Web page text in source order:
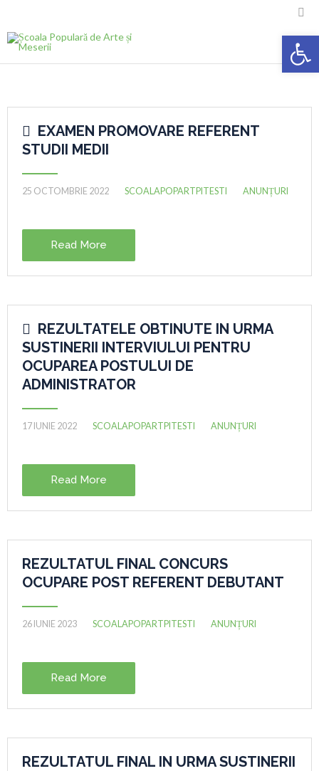

 EXAMEN PROMOVARE REFERENT
STUDII MEDII
25 OCTOMBRIE 2022 SCOALAPOPARTPITESTI ANUNȚURI
Read More
 REZULTATELE OBTINUTE IN URMA
SUSTINERII INTERVIULUI PENTRU
OCUPAREA POSTULUI DE
ADMINISTRATOR
17 IUNIE 2022 SCOALAPOPARTPITESTI ANUNȚURI
Read More
REZULTATUL FINAL CONCURS
OCUPARE POST REFERENT DEBUTANT
26 IUNIE 2023 SCOALAPOPARTPITESTI ANUNȚURI
Read More
REZULTATUL FINAL IN URMA SUSTINERII
Deschide